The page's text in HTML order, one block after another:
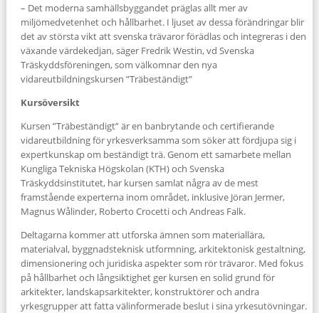
– Det moderna samhällsbyggandet präglas allt mer av
miljömedvetenhet och hållbarhet. I ljuset av dessa förändringar blir
det av största vikt att svenska trävaror förädlas och integreras i den
växande värdekedjan, säger Fredrik Westin, vd Svenska
Träskyddsföreningen, som välkomnar den nya
vidareutbildningskursen ”Träbeständigt”
Kursöversikt
Kursen ”Träbeständigt” är en banbrytande och certifierande
vidareutbildning för yrkesverksamma som söker att fördjupa sig i
expertkunskap om beständigt trä. Genom ett samarbete mellan
Kungliga Tekniska Högskolan (KTH) och Svenska
Träskyddsinstitutet, har kursen samlat några av de mest
framstående experterna inom området, inklusive Jöran Jermer,
Magnus Wålinder, Roberto Crocetti och Andreas Falk.
Deltagarna kommer att utforska ämnen som materiallära,
materialval, byggnadsteknisk utformning, arkitektonisk gestaltning,
dimensionering och juridiska aspekter som rör trävaror. Med fokus
på hållbarhet och långsiktighet ger kursen en solid grund för
arkitekter, landskapsarkitekter, konstruktörer och andra
yrkesgrupper att fatta välinformerade beslut i sina yrkesutövningar.